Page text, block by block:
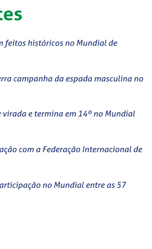
feitos históricos no Mundial de
campanha da espada masculina no
virada e termina em 14º no Mundial
com a Federação Internacional de
no Mundial entre as 57